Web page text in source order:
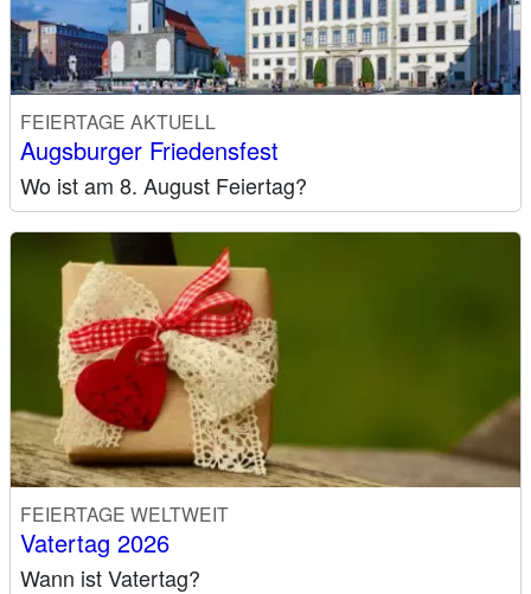
FEIERTAGE AKTUELL
Augsburger Friedensfest
Wo ist am 8. August Feiertag?
FEIERTAGE WELTWEIT
Vatertag 2026
Wann ist Vatertag?